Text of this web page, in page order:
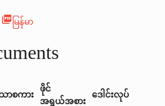
picture_as_pdf မြန်မာ
ာစကား
ဖိုင်
အရွယ်အစား
ဒေါင်းလုပ်